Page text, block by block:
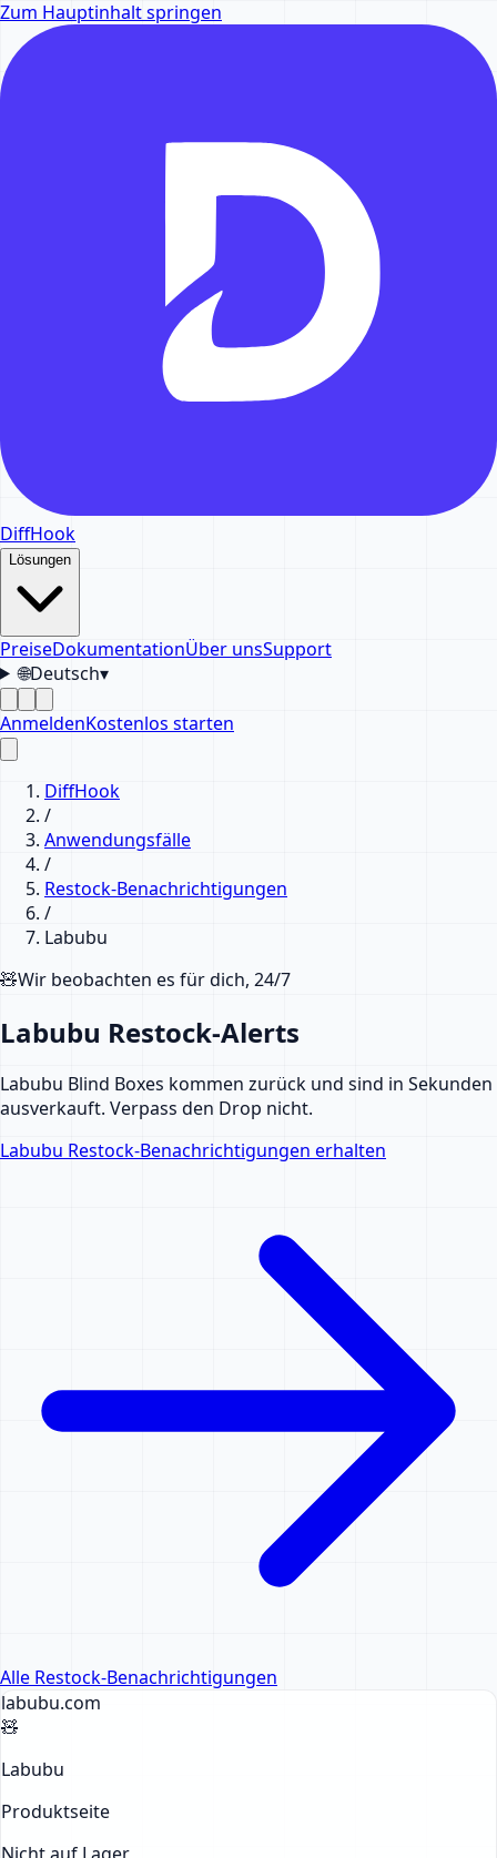
Zum Hauptinhalt springen
DiffHook
Lösungen
PreiseDokumentationÜber unsSupport
🌐Deutsch▾
AnmeldenKostenlos starten
DiffHook
/
Anwendungsfälle
/
Restock-Benachrichtigungen
/
Labubu
🧸Wir beobachten es für dich, 24/7
Labubu Restock-Alerts
Labubu Blind Boxes kommen zurück und sind in Sekunden
ausverkauft. Verpass den Drop nicht.
Labubu Restock-Benachrichtigungen erhalten
Alle Restock-Benachrichtigungen
labubu.com
🧸
Labubu
Produktseite